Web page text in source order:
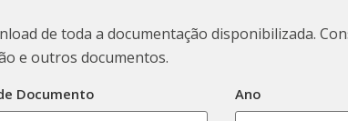
de toda a documentação disponibilizada.
e outros documentos.
Documento Ano